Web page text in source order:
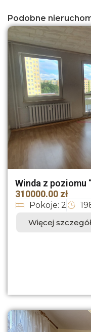
Podobne
Winda z poziomu
310000.00 zł
Pokoje: 2
Więcej